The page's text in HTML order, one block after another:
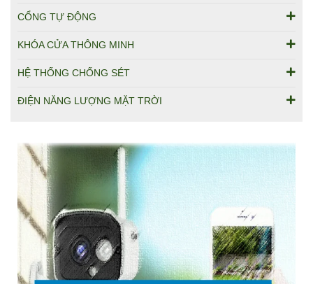
CỔNG TỰ ĐỘNG
KHÓA CỬA THÔNG MINH
HỆ THỐNG CHỐNG SÉT
ĐIỆN NĂNG LƯỢNG MẶT TRỜI